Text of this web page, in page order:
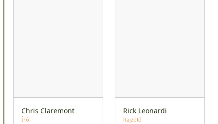
Chris Claremont
Író
Rick Leonardi
Rajzoló